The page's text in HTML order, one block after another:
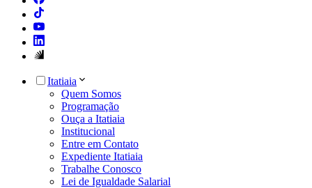
Itatiaia
Quem Somos
Programação
Ouça a Itatiaia
Institucional
Entre em Contato
Expediente Itatiaia
Trabalhe Conosco
Lei de Igualdade Salarial